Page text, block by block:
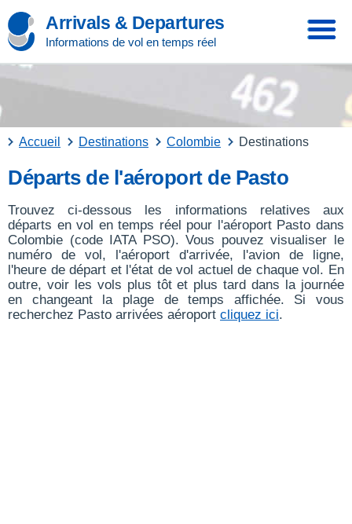
Arrivals & Departures
Informations de vol en temps réel
Accueil Destinations Colombie Destinations
Départs de l'aéroport de Pasto
Trouvez ci-dessous les informations relatives aux
départs en vol en temps réel pour l'aéroport Pasto dans
Colombie (code IATA PSO). Vous pouvez visualiser le
numéro de vol, l'aéroport d'arrivée, l'avion de ligne,
l'heure de départ et l'état de vol actuel de chaque vol. En
outre, voir les vols plus tôt et plus tard dans la journée
en changeant la plage de temps affichée. Si vous
recherchez Pasto arrivées aéroport cliquez ici.